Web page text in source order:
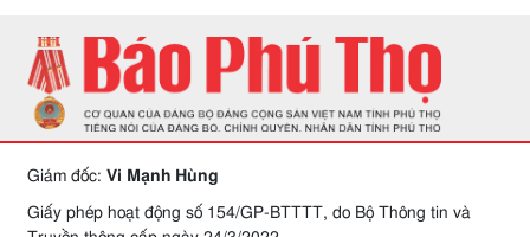
Giám đốc: Vi Mạnh Hùng
Giấy phép hoạt động số 154/GP-BTTTT, do Bộ Thông tin và